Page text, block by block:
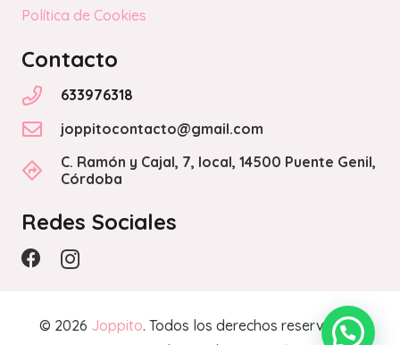
Política de Cookies
Contacto
633976318
joppitocontacto@gmail.com
C. Ramón y Cajal, 7, local, 14500 Puente Genil,
Córdoba
Redes Sociales
© 2026 Joppito. Todos los derechos reservados.